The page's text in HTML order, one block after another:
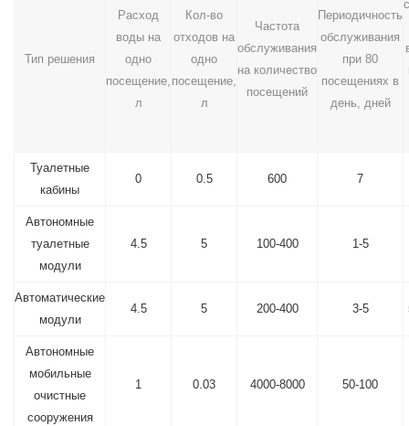
Тип решения
Расход
воды на
одно
посещение,
л
Кол-во
отходов на
одно
посещение,
л
Частота
обслуживания
на количество
посещений
Периодичность
обслуживания
при 80
посещениях в
день, дней
Туалетные
кабины
0 0.5 600 7
Автономные
туалетные
модули
4.5 5 100-400 1-5
Автоматические
модули
4.5 5 200-400 3-5
Автономные
мобильные
очистные
сооружения
1 0.03 4000-8000 50-100